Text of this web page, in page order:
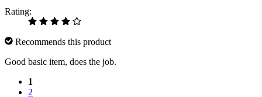
Rating:
Recommends this product
Good basic item, does the job.
1
2